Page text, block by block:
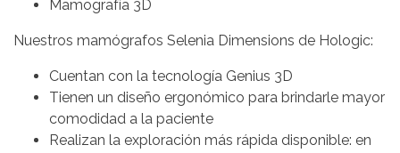
Mamografía 3D
Nuestros mamógrafos Selenia Dimensions de Hologic:
Cuentan con la tecnología Genius 3D
Tienen un diseño ergonómico para brindarle mayor
comodidad a la paciente
Realizan la exploración más rápida disponible: en